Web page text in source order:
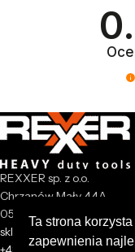
REXXER sp. z o.o.
Chrzanów Mały 44A
05-825 Grodzisk
sklep@rexxer.pl
Ta strona
zapewnienia